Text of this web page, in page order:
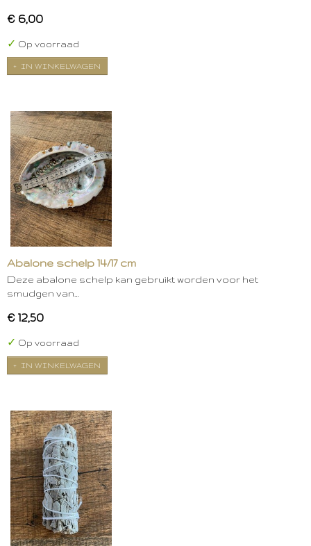
€ 6,00
✓ Op voorraad
IN WINKELWAGEN
Abalone schelp 14/17 cm
Deze abalone schelp kan gebruikt worden voor het
smudgen van…
€ 12,50
✓ Op voorraad
IN WINKELWAGEN